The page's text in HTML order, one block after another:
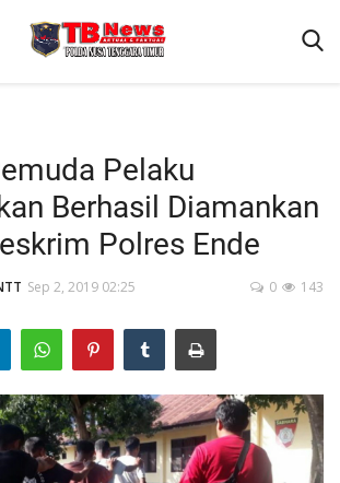
Pelaku
Berhasil Diamankan
Polres Ende
Sep 2, 2019 02:25 143
0